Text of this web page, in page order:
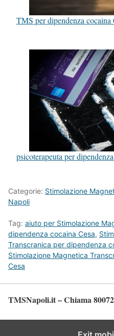
TMS per dipendenza cocaina
psicoterapeuta per
Categorie: Stimolazione
Napoli
Tag: aiuto per Stimolazione
dipendenza cocaina Cesa,
Transcranica per dipendenza
Stimolazione Magnetica
Cesa
TMSNapoli.it – Chiama